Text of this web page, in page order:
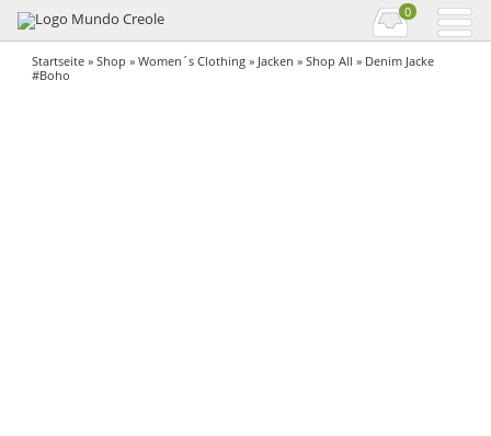
0
Startseite »Shop »Women´s Clothing » Jacken »Shop All » Denim Jacke
#Boho